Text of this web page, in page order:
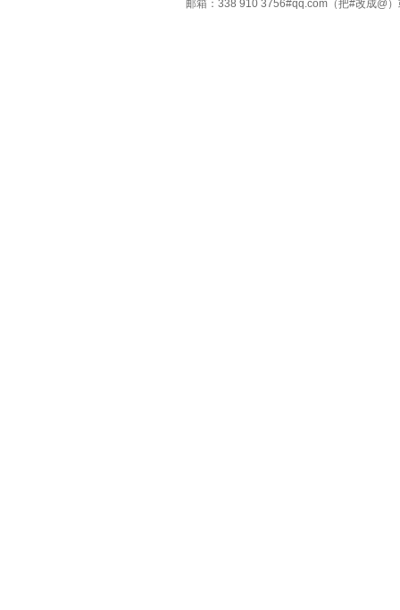
邮箱：338 910 3756#qq.com（把#改成@